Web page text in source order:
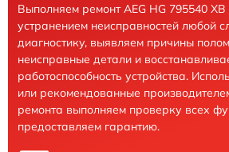
Выполняем ремонт AEG HG 795540
устранением неисправностей любой
диагностику, выявляем причины
неисправные детали и
работоспособность устройства.
или рекомендованные
ремонта выполняем проверку всех
предоставляем гарантию.